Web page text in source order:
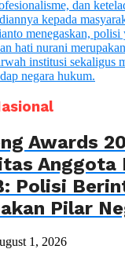
Awards
Anggota
Polisi
Pilar
1, 2026